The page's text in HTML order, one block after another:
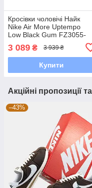
Кросівки чоловічі Найк
Nike Air More Uptempo
Low Black Gum FZ3055-
3 089 ₴ 3 939 ₴
Купити
Акційні пропозиції
–43%